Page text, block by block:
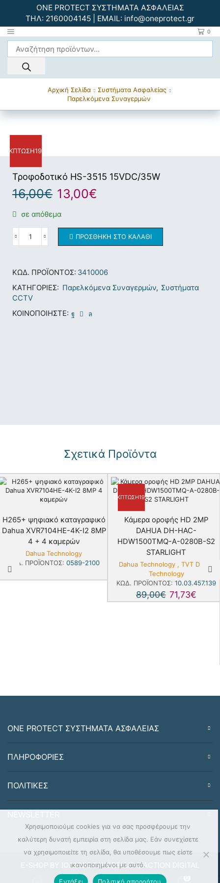
ONE PROTECT ΣΥΣΤΗΜΑΤΑ ΑΣΦΑΛΕΙΑΣ
ΤΗΛ: 2160004145 | EMAIL: info@oneprotect.gr
0
Αρχική Σελίδα
Συστήματα Ασφαλείας
Παρελκόμενα Συναγερμών
ΈΚΠΤΩΣΗ19%
Τροφοδοτικό HS-3515 15VDC/35W
16,00€ 13,00€
σε απόθεμα
ΠΡΟΣΘΉΚΗ ΣΤΟ ΚΑΛΆΘΙ
ΚΩΔ. ΠΡΟΪΌΝΤΟΣ: 3410006
ΚΑΤΗΓΟΡΊΕΣ: Παρελκόμενα Συναγερμών, Συστήματα
CCTV
ΚΟΙΝΟΠΟΙΉΣΤΕ:
Σχετικά Προϊόντα
H265+ ψηφιακό καταγραφικό
Dahua XVR7104HE-4K-I2 8MP
4 + 4 καμερών
Dahua Technology
ΚΩΔ. ΠΡΟΪΌΝΤΟΣ: 0589-2100
ΈΚΠΤΩΣΗ19%
Κάμερα οροφής HD 2MP
DAHUA DH-HAC-
HDW1500TMQ-A-0280B-S2
STARLIGHT
Dahua Technology, TVT Digital
Technology
ΚΩΔ. ΠΡΟΪΌΝΤΟΣ: 10.03.457.139
89,00€ 71,73€
ONE PROTECT ΣΥΣΤΗΜΑΤΑ ΑΣΦΑΛΕΙΑΣ
ΠΛΗΡΟΦΟΡΙΕΣ
ΠΟΛΙΤΙΚΕΣ
E-SHOP BY IOANNIS FAKORELLIS & ACTION DIGITAL
Χρησιμοποιούμε cookies για να σας προσφέρουμε την
καλύτερη δυνατή εμπειρία στη σελίδα μας. Εάν συνεχίσετε
να χρησιμοποιείτε τη σελίδα, θα υποθέσουμε πως είστε
ικανοποιημένοι με αυτό.
Εντάξει Πολιτική απορρήτου